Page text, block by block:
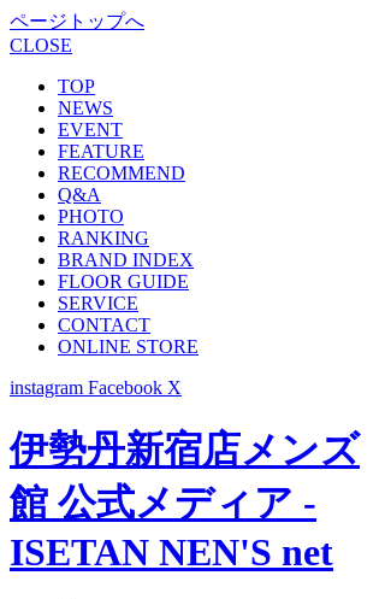
ページトップへ
CLOSE
TOP
NEWS
EVENT
FEATURE
RECOMMEND
Q&A
PHOTO
RANKING
BRAND INDEX
FLOOR GUIDE
SERVICE
CONTACT
ONLINE STORE
instagram Facebook X
伊勢丹新宿店メンズ
館 公式メディア -
ISETAN NEN'S net